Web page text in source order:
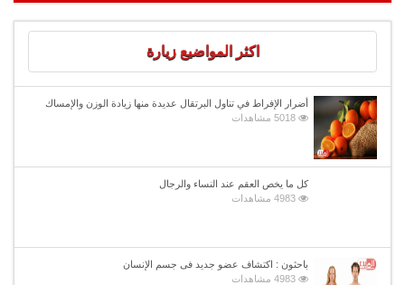
اكثر المواضيع زيارة
أضرار الإفراط في تناول البرتقال عديدة منها زيادة الوزن والإمساك
5018 مشاهدات
كل ما يخص العقم عند النساء والرجال
4983 مشاهدات
باحثون : اكتشاف عضو جديد فى جسم الإنسان
4983 مشاهدات